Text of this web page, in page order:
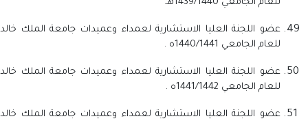
للعام الجامعي 1439/1440هـ.
عضو اللجنة العليا الاستشارية لعمداء وعميدات جامعة الملك خالد
للعام الجامعي 1440/1441ه .
عضو اللجنة العليا الاستشارية لعمداء وعميدات جامعة الملك خالد
للعام الجامعي 1441/1442ه .
عضو اللجنة العليا الاستشارية لعمداء وعميدات جامعة الملك خالد